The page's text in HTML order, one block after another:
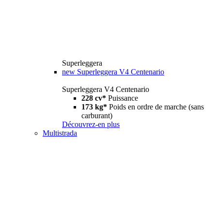
Superleggera
new Superleggera V4 Centenario
Superleggera V4 Centenario
228 cv* Puissance
173 kg* Poids en ordre de marche (sans
carburant)
Découvrez-en plus
Multistrada